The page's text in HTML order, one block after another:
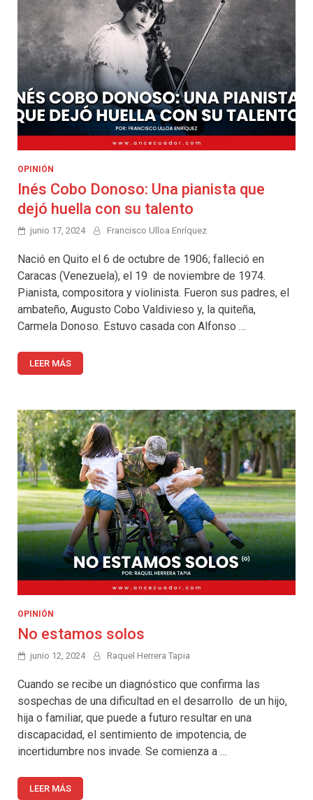
OPINIÓN
Inés Cobo Donoso: Una pianista que
dejó huella con su talento
junio 17, 2024 Francisco Ulloa Enríquez
Nació en Quito el 6 de octubre de 1906; falleció en
Caracas (Venezuela), el 19 de noviembre de 1974.
Pianista, compositora y violinista. Fueron sus padres, el
ambateño, Augusto Cobo Valdivieso y, la quiteña,
Carmela Donoso. Estuvo casada con Alfonso …
LEER MÁS
OPINIÓN
No estamos solos
junio 12, 2024 Raquel Herrera Tapia
Cuando se recibe un diagnóstico que confirma las
sospechas de una dificultad en el desarrollo de un hijo,
hija o familiar, que puede a futuro resultar en una
discapacidad, el sentimiento de impotencia, de
incertidumbre nos invade. Se comienza a …
LEER MÁS